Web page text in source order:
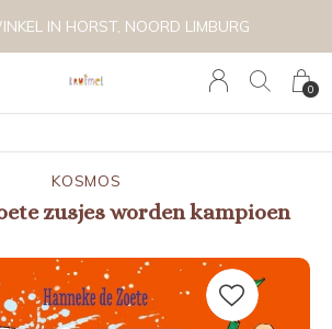
0
IN HORST, NOORD LIMBURG
KOSMOS
zusjes worden kampioen